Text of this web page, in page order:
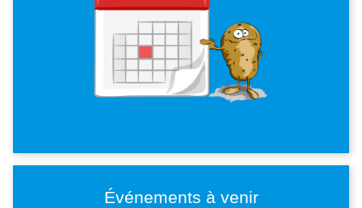
Événements à venir